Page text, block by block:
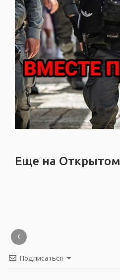
Еще на Открытом
‹
Подписаться